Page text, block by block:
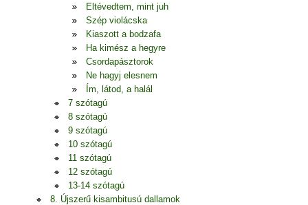
Eltévedtem, mint juh
Szép violácska
Kiaszott a bodzafa
Ha kimész a hegyre
Csordapásztorok
Ne hagyj elesnem
Ím, látod, a halál
7 szótagú
8 szótagú
9 szótagú
10 szótagú
11 szótagú
12 szótagú
13-14 szótagú
8. Újszerű kisambitusú dallamok